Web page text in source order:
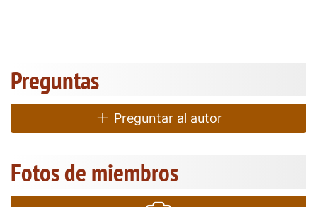
Preguntas
Preguntar al autor
Fotos de miembros